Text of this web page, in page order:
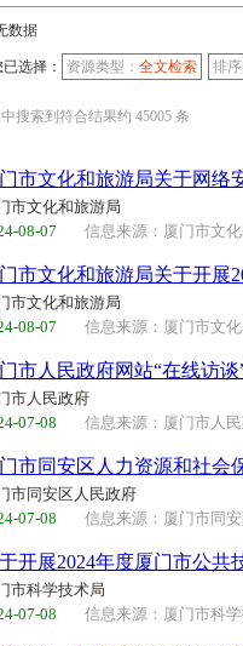
数据
已选择： 资源类型：全文检索 排
中搜索到符合结果约 45005 条
市文化和旅游局关于网络
市文化和旅游局
08-07
信息来源：厦门市文
市文化和旅游局关于开展
市文化和旅游局
08-07
信息来源：厦门市文
市人民政府网站“在线访谈
市人民政府
07-08
信息来源：厦门市人
市同安区人力资源和社会
市同安区人民政府
07-08
信息来源：厦门市同
开展2024年度厦门市公共
市科学技术局
07-08
信息来源：厦门市科